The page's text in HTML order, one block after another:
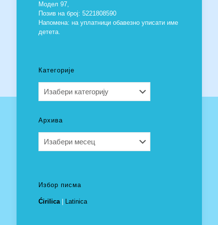
Модел 97,
Позив на број: 5221808590
Напомена: на уплатници обавезно уписати име
детета.
Категорије
Архива
Избор писма
Ćirilica| Latinica